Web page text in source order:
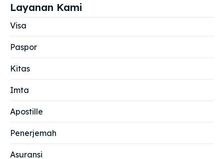
Layanan Kami
Visa
Paspor
Kitas
Imta
Apostille
Penerjemah
Asuransi